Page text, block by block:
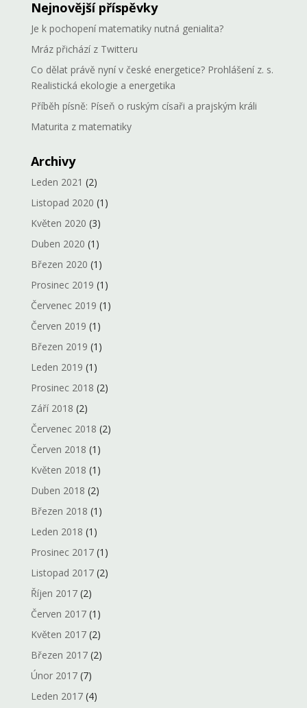
Nejnovější příspěvky
Je k pochopení matematiky nutná genialita?
Mráz přichází z Twitteru
Co dělat právě nyní v české energetice? Prohlášení z. s.
Realistická ekologie a energetika
Příběh písně: Píseň o ruským císaři a prajským králi
Maturita z matematiky
Archivy
Leden 2021 (2)
Listopad 2020 (1)
Květen 2020 (3)
Duben 2020 (1)
Březen 2020 (1)
Prosinec 2019 (1)
Červenec 2019 (1)
Červen 2019 (1)
Březen 2019 (1)
Leden 2019 (1)
Prosinec 2018 (2)
Září 2018 (2)
Červenec 2018 (2)
Červen 2018 (1)
Květen 2018 (1)
Duben 2018 (2)
Březen 2018 (1)
Leden 2018 (1)
Prosinec 2017(1)
Listopad 2017(2)
Říjen 2017(2)
Červen 2017(1)
Květen 2017(2)
Březen 2017(2)
Únor 2017(7)
Leden 2017(4)